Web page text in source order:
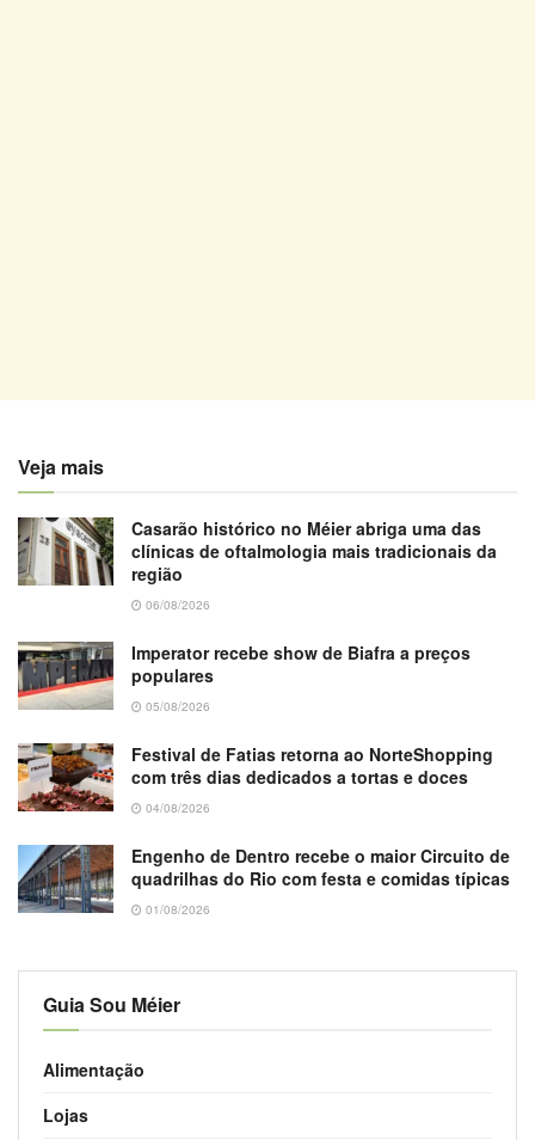
Veja mais
Casarão histórico no Méier abriga uma das
clínicas de oftalmologia mais tradicionais da
região
06/08/2026
Imperator recebe show de Biafra a preços
populares
05/08/2026
Festival de Fatias retorna ao NorteShopping
com três dias dedicados a tortas e doces
04/08/2026
Engenho de Dentro recebe o maior Circuito de
quadrilhas do Rio com festa e comidas típicas
01/08/2026
Guia Sou Méier
Alimentação
Lojas